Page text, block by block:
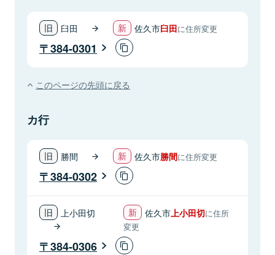
臼田 佐久市臼田に住所変更
384-0301
このページの先頭に戻る
カ行
勝間 佐久市勝間に住所変更
384-0302
上小田切 佐久市上小田切に住所
変更
384-0306